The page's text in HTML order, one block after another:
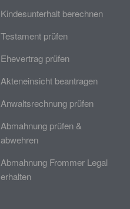
Kindesunterhalt berechnen
Testament prüfen
Ehevertrag prüfen
Akteneinsicht beantragen
Anwaltsrechnung prüfen
Abmahnung prüfen &
abwehren
Abmahnung Frommer Legal
erhalten